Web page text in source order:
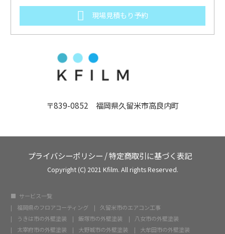
現場見積もり予約
〒839-0852 福岡県久留米市高良内町
プライバシーポリシー /特定商取引に基づく表記
Copyright (C) 2021 Kfilm. All rights Reserved.
サービス一覧
福岡県のフロアコーティング
久留米市のエアコン工事
うきは市の外壁塗装
飯塚市の外壁塗装
八女市の外壁塗装
太宰府市の外壁塗装
大野城市の外壁塗装
大牟田市の外壁塗装